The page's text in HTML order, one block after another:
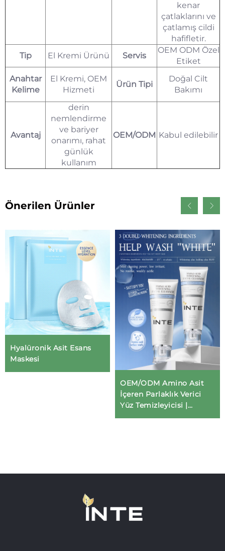
kenar
çatlaklarını ve
çatlamış cildi
hafifletir.
Tip
El Kremi Ürünü Servis
OEM ODM Özel
Etiket
Anahtar
Kelime
El Kremi, OEM
Hizmeti
Ürün Tipi
Doğal Cilt
Bakımı
Avantaj
derin
nemlendirme
ve bariyer
onarımı, rahat
günlük
kullanım
OEM/ODM Kabul edilebilir
Önerilen Ürünler
Hyalüronik Asit Esans
Maskesi
OEM/ODM Amino Asit
İçeren Parlaklık Verici
Yüz Temizleyicisi |
Profesyonel Cilt Bakımı